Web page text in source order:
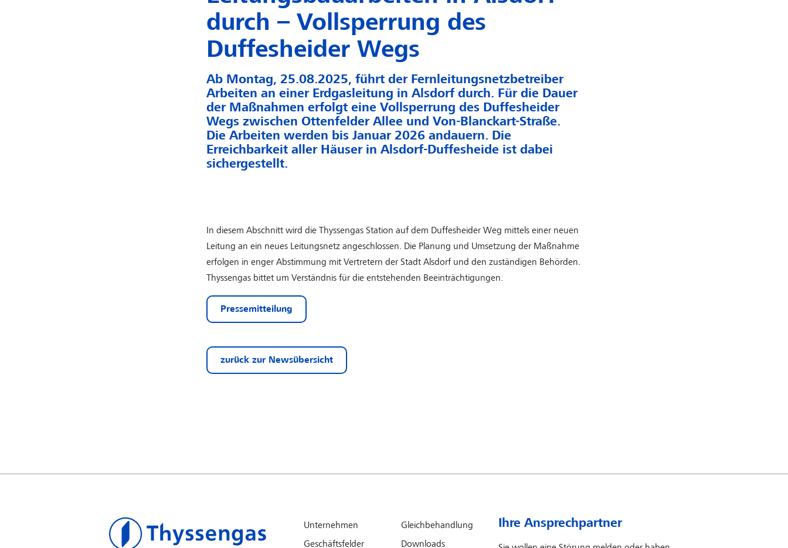
durch – Vollsperrung des
Duffesheider Wegs
Ab Montag, 25.08.2025, führt der Fernleitungsnetzbetreiber
Arbeiten an einer Erdgasleitung in Alsdorf durch. Für die Dauer
der Maßnahmen erfolgt eine Vollsperrung des Duffesheider
Wegs zwischen Ottenfelder Allee und Von-Blanckart-Straße.
Die Arbeiten werden bis Januar 2026 andauern. Die
Erreichbarkeit aller Häuser in Alsdorf-Duffesheide ist dabei
sichergestellt.
In diesem Abschnitt wird die Thyssengas Station auf dem Duffesheider Weg mittels einer neuen
Leitung an ein neues Leitungsnetz angeschlossen. Die Planung und Umsetzung der Maßnahme
erfolgen in enger Abstimmung mit Vertretern der Stadt Alsdorf und den zuständigen Behörden.
Thyssengas bittet um Verständnis für die entstehenden Beeinträchtigungen.
Pressemitteilung
zurück zur Newsübersicht
Unternehmen
Geschäftsfelder
Gleichbehandlung
Downloads
Ihre Ansprechpartner